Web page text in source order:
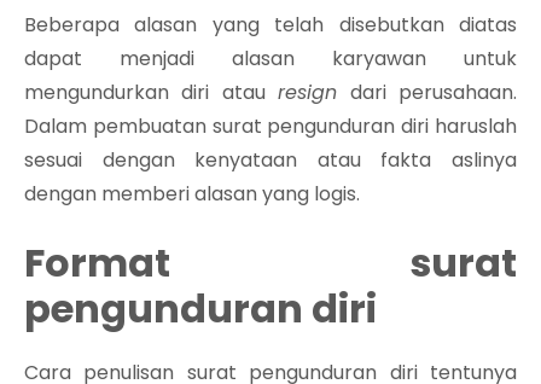
Beberapa alasan yang telah disebutkan diatas
dapat menjadi alasan karyawan untuk
mengundurkan diri atauresign dari perusahaan.
Dalam pembuatan surat pengunduran diri haruslah
sesuai dengan kenyataan atau fakta aslinya
dengan memberi alasan yang logis.
Format surat
pengunduran diri
Cara penulisan surat pengunduran diri tentunya